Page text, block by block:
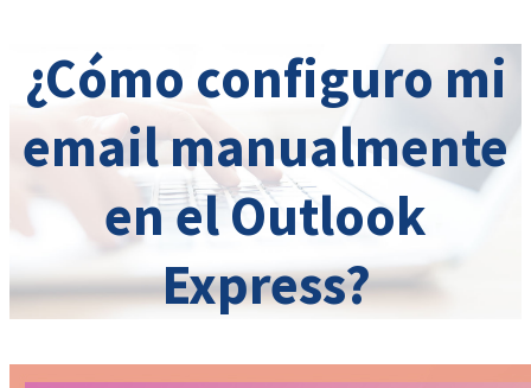
¿Cómo configuro mi
email manualmente
en el Outlook
Express?